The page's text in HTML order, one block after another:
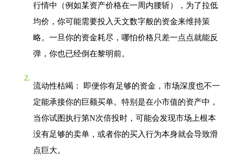
行情中（例如某资产价格在一周内腰斩），为了拉低
均价，你可能需要投入天文数字般的资金来维持策
略。一旦你的资金耗尽，哪怕价格只差一点点就能反
弹，你也已经倒在黎明前。
流动性枯竭 ： 即便你有足够的资金，市场深度也不一
定能承接你的巨额买单。特别是在小市值的资产中，
当你试图执行第N次倍投时，可能会发现市场上根本
没有足够的卖单，或者你的买入行为本身就会导致滑
点巨大。